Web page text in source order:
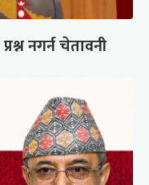
नगर्न चेतावनी